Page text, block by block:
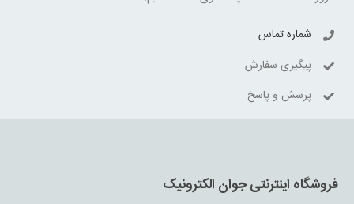
شماره تماس
پیگیری سفارش
پرسش و پاسخ
فروشگاه اینترنتی جوان الکترونیک